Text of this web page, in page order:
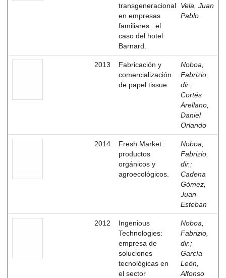
transgeneracional
en empresas
familiares : el
caso del hotel
Barnard.
Vela, Juan
Pablo
2013
Fabricación y
comercialización
de papel tissue.
Noboa,
Fabrizio,
dir. ;
Cortés
Arellano,
Daniel
Orlando
2014
Fresh Market :
productos
orgánicos y
agroecológicos.
Noboa,
Fabrizio,
dir. ;
Cadena
Gómez,
Juan
Esteban
2012
Ingenious
Technologies:
empresa de
soluciones
tecnológicas en
el sector
Noboa,
Fabrizio,
dir. ;
García
León,
Alfonso